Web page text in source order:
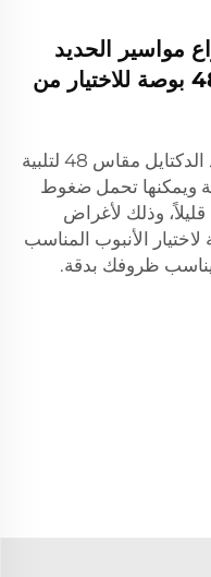
مواسير الحديد
الزينكي القابل للطرق بقطر 48 بوصة للاختيار من
نورد أنواعاً مختلفة من أنابيب الحديد الدكتايل مقاس 48 لتلبية
ويمكنها تحمل ضغوط
وذلك لأغراض
الأنبوب المناسب
ظروفك بدقة.